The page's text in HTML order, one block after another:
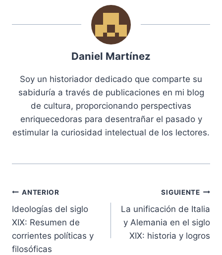
Daniel Martínez
Soy un historiador dedicado que comparte su
sabiduría a través de publicaciones en mi blog
de cultura, proporcionando perspectivas
enriquecedoras para desentrañar el pasado y
estimular la curiosidad intelectual de los lectores.
Navegación
de
entradas
ANTERIOR
Ideologías del siglo
XIX: Resumen de
corrientes políticas y
filosóficas
SIGUIENTE
La unificación de Italia
y Alemania en el siglo
XIX: historia y logros